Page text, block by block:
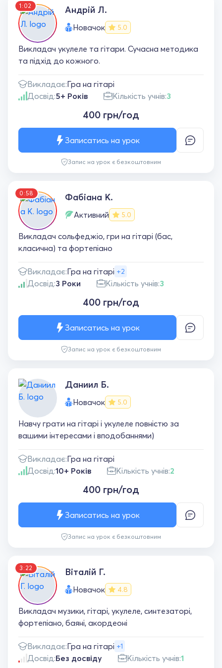
1:02 Андрій Л.
Новачок 5.0
Викладач укулеле та гітари. Сучасна методика
та підхід до кожного.
Викладає:Гра на гітарі
Досвід:5+ Років Кількість учнів:3
400 грн/год
Запис на урок є безкоштовним
Записатись на урок
0:58 Фабіана К.
Активний 5.0
Викладач сольфеджіо, гри на гітарі (бас,
класична) та фортепіано
Викладає:Гра на гітарі +2
Досвід:3 Роки Кількість учнів:3
400 грн/год
Запис на урок є безкоштовним
Записатись на урок
Даниил Б.
Новачок 5.0
Навчу грати на гітарі і укулеле повністю за
вашими інтересами і вподобаннями)
Викладає:Гра на гітарі
Досвід:10+ Років Кількість учнів:2
400 грн/год
Запис на урок є безкоштовним
Записатись на урок
3:22 Віталій Г.
Новачок 4.8
Викладач музики, гітарі, укулеле, синтезаторі,
фортепіано, баяні, акордеоні
Викладає:Гра на гітарі +1
Досвід:Без досвіду Кількість учнів:1